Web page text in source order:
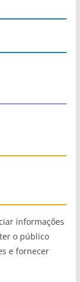
informações
o público
e fornecer